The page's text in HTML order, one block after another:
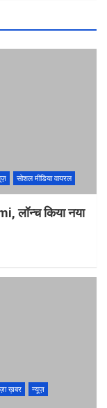
सोशल मीडिया वायरल
लॉन्च किया नया
ख़बर
न्यूज़